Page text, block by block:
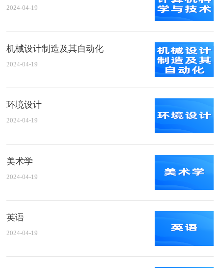
2024-04-19
机械设计制造及其自动化
2024-04-19
环境设计
2024-04-19
美术学
2024-04-19
英语
2024-04-19